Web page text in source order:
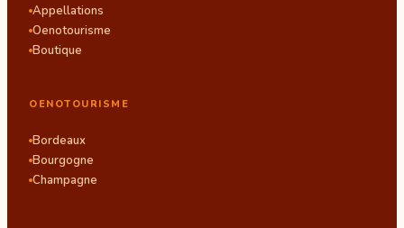
Appellations
Oenotourisme
Boutique
OENOTOURISME
Bordeaux
Bourgogne
Champagne